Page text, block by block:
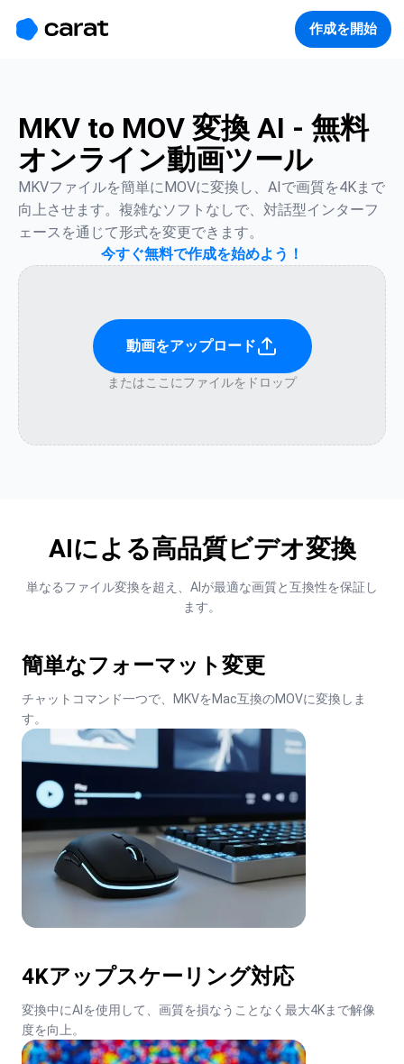
作成を開始
MKV to MOV 変換 AI - 無料
オンライン動画ツール
MKVファイルを簡単にMOVに変換し、AIで画質を4Kまで
向上させます。複雑なソフトなしで、対話型インターフ
ェースを通じて形式を変更できます。
今すぐ無料で作成を始めよう！
動画をアップロード
またはここにファイルをドロップ
AIによる高品質ビデオ変換
単なるファイル変換を超え、AIが最適な画質と互換性を保証し
ます。
簡単なフォーマット変更
チャットコマンド一つで、MKVをMac互換のMOVに変換しま
す。
4Kアップスケーリング対応
変換中にAIを使用して、画質を損なうことなく最大4Kまで解像
度を向上。